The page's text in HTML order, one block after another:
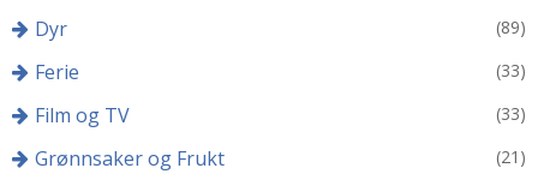
Dyr (89)
Ferie (33)
Film og TV (33)
Grønnsaker og Frukt (21)